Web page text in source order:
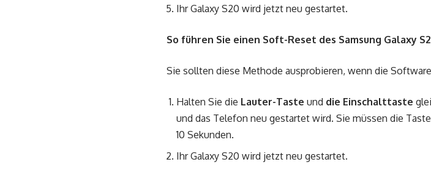
Ihr Galaxy S20 wird jetzt neu gestartet.
So führen Sie einen Soft-Reset des Samsung Galaxy
Sie sollten diese Methode ausprobieren, wenn die
Halten Sie die Lauter-Taste und die Einschalttaste
und das Telefon neu gestartet wird. Sie müssen die
10 Sekunden.
Ihr Galaxy S20 wird jetzt neu gestartet.